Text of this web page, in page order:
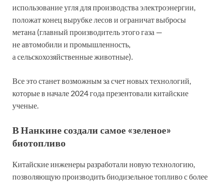
использование угля для производства электроэнергии,
положат конец вырубке лесов и ограничат выбросы
метана (главный производитель этого газа —
не автомобили и промышленность,
а сельскохозяйственные животные).
Все это станет возможным за счет новых технологий,
которые в начале 2024 года презентовали китайские
ученые.
В Нанкине создали самое «зеленое»
биотопливо
Китайские инженеры разработали новую технологию,
позволяющую производить биодизельное топливо с более